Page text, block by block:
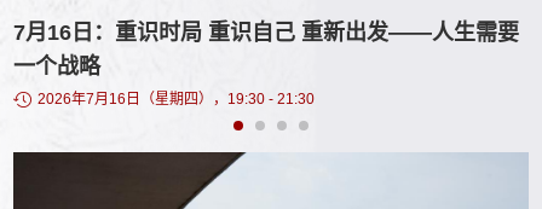
7月16日：重识时局 重识自己 重新出发——人生需要
一个战略
2026年7月16日（星期四），19:30 - 21:30